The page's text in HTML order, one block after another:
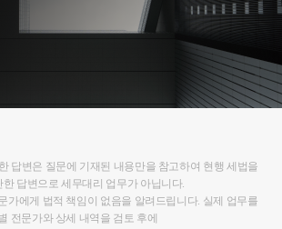
답변은 질문에 기재된 내용만을 참고하여 현행 세법을
답변으로 세무대리 업무가 아닙니다.
가에게 법적 책임이 없음을 알려드립니다. 실제 업무를
전문가와 상세 내역을 검토 후에